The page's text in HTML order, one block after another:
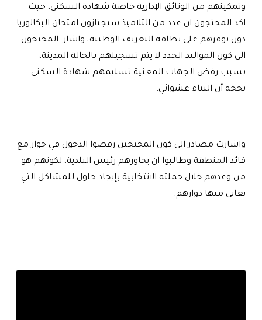
وتمكينهم من الوثائق الإدارية خاصة شهادة السكنى، حيث
اكد المحتجون ان عدد من التلاميذ سيجتازون امتحان البكالوريا
دون توفرهم على بطاقة التعريف الوطنية، واشار المحتجون
الى كون المواليد الجدد لا يتم تسجيلهم بالحالة المدينة،
بسبب رفض الجهات المعنية تسليمهم شهادة السكنى
بحجة أن البناء عشوائي.
واشارت مصادر الى كون المحتجين رفضوا الدخول في حوار مع
قائد المنطقة وطالبوا ان يحاورهم رئيس البلدية، لكونهم هو
من وعدهم خلال حملته الانتخابية بإيجاد حلول للمشاكل التي
يعاني منها دوارهم.